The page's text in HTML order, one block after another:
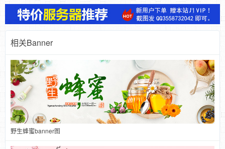
相关Banner
野生蜂蜜banner图